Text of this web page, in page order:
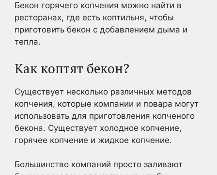
Бекон горячего копчения можно найти в
ресторанах, где есть коптильня, чтобы
приготовить бекон с добавлением дыма и
тепла.
Как коптят бекон?
Существует несколько различных методов
копчения, которые компании и повара могут
использовать для приготовления копченого
бекона. Существует холодное копчение,
горячее копчение и жидкое копчение.
Большинство компаний просто заливают